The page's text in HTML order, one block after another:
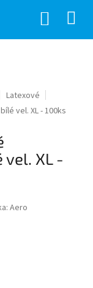
Latexové
vel. XL - 100ks
XL -
Aero